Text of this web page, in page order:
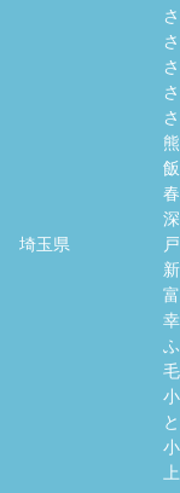
埼玉県